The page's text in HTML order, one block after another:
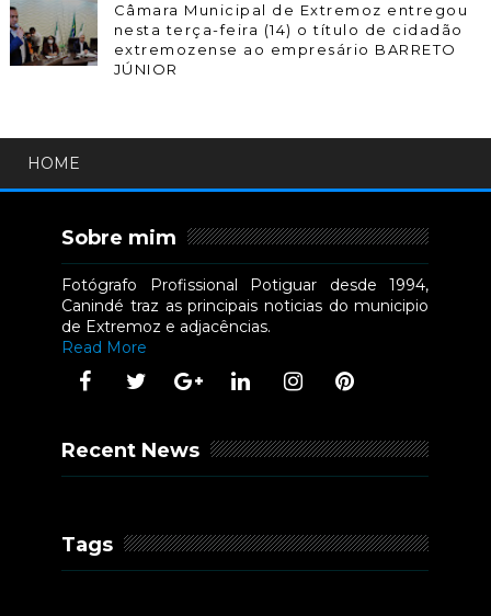
Câmara Municipal de Extremoz entregou
nesta terça-feira (14) o título de cidadão
extremozense ao empresário BARRETO
JÚNIOR
HOME
Sobre mim
Fotógrafo Profissional Potiguar desde 1994,
Canindé traz as principais noticias do municipio
de Extremoz e adjacências.
Read More
Recent News
Tags